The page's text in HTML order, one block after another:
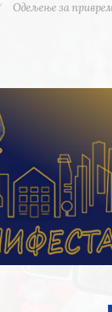
Одељење за